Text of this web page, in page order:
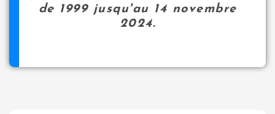
de 1999 jusqu'au 14 novembre
2024.